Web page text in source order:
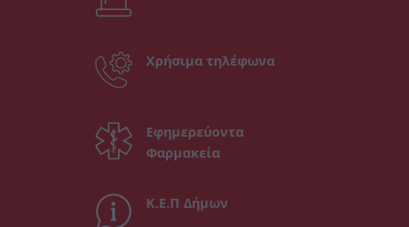
Χρήσιμα τηλέφωνα
Εφημερεύοντα
Φαρμακεία
Κ.Ε.Π Δήμων